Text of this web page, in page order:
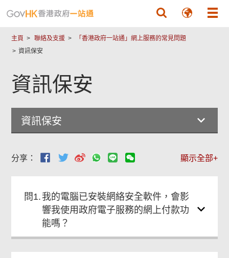
主頁 聯絡及支援
「香港政府一站通」網上服務的常見問題
資訊保安
資訊保安
資訊保安
分享： 顯示全部+
問1. 我的電腦已安裝網絡安全軟件，會影
響我使用政府電子服務的網上付款功
能嗎？